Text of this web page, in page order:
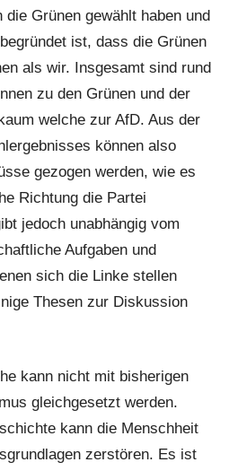
Grünen gewählt haben und
ist, dass die Grünen
als wir. Insgesamt sind rund
zu den Grünen und der
welche zur AfD. Aus der
können also
gezogen werden, wie es
Richtung die Partei
jedoch unabhängig vom
Aufgaben und
sich die Linke stellen
Thesen zur Diskussion
kann nicht mit bisherigen
gleichgesetzt werden.
kann die Menschheit
zerstören. Es ist